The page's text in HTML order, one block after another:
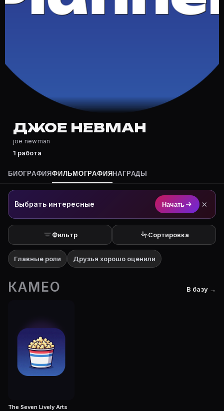
Где снимался Джое Невман?
Джое Невман — актёр. Биография и роли на
Где открыть фильмографию Джое Невман?
На Movie Planner: https://movie-planner.ru/s/
ДЖОЕ НЕВМАН
joe newman
1 работа
БИОГРАФИЯФИЛЬМОГРАФИЯ НАГРАДЫ
Выбрать интересные Начать ×
Фильтр Сортировка
Главные роли Друзья хорошо оценили
КАМЕО В базу →
The Seven Lively Arts